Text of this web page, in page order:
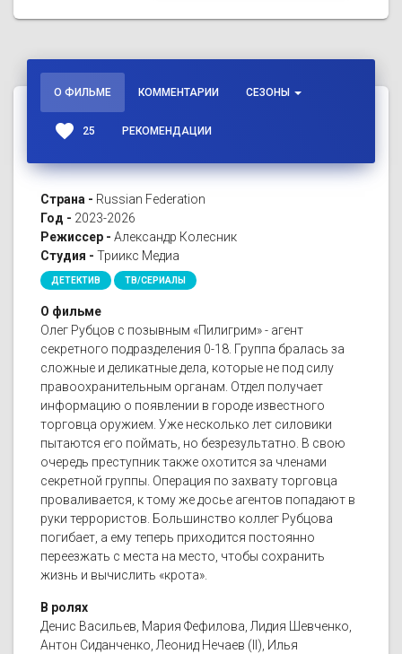
О ФИЛЬМЕ КОММЕНТАРИИ СЕЗОНЫ
favorite 25 РЕКОМЕНДАЦИИ
Страна - Russian Federation
Год - 2023-2026
Режиссер - Александр Колесник
Студия - Триикс Медиа
ДЕТЕКТИВ ТВ/СЕРИАЛЫ
О фильме
Олег Рубцов с позывным «Пилигрим» - агент
секретного подразделения 0-18. Группа бралась за
сложные и деликатные дела, которые не под силу
правоохранительным органам. Отдел получает
информацию о появлении в городе известного
торговца оружием. Уже несколько лет силовики
пытаются его поймать, но безрезультатно. В свою
очередь преступник также охотится за членами
секретной группы. Операция по захвату торговца
проваливается, к тому же досье агентов попадают в
руки террористов. Большинство коллег Рубцова
погибает, а ему теперь приходится постоянно
переезжать с места на место, чтобы сохранить
жизнь и вычислить «крота».
В ролях
Денис Васильев, Мария Фефилова, Лидия Шевченко,
Антон Сиданченко, Леонид Нечаев (II), Илья